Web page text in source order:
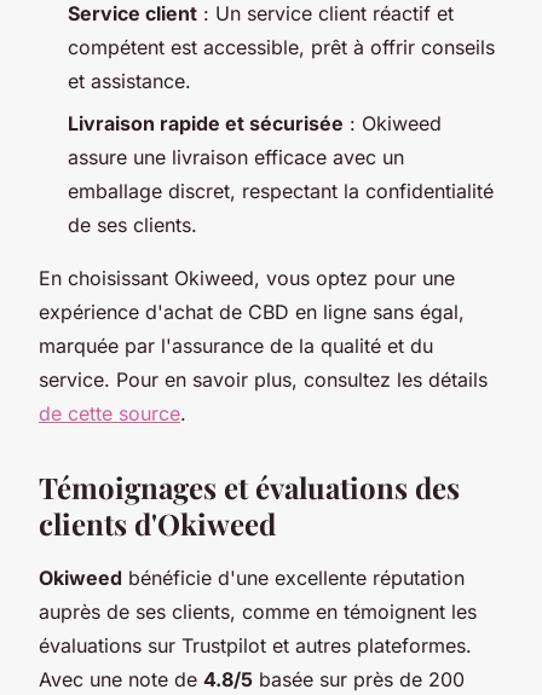
Service client : Un service client réactif et
compétent est accessible, prêt à offrir conseils
et assistance.
Livraison rapide et sécurisée : Okiweed
assure une livraison efficace avec un
emballage discret, respectant la confidentialité
de ses clients.
En choisissant Okiweed, vous optez pour une
expérience d'achat de CBD en ligne sans égal,
marquée par l'assurance de la qualité et du
service. Pour en savoir plus, consultez les détails
de cette source.
Témoignages et évaluations des
clients d'Okiweed
Okiweed bénéficie d'une excellente réputation
auprès de ses clients, comme en témoignent les
évaluations sur Trustpilot et autres plateformes.
Avec une note de 4.8/5 basée sur près de 200